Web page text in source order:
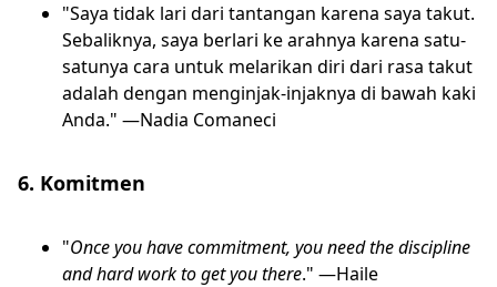
"Saya tidak lari dari tantangan karena saya takut.
Sebaliknya, saya berlari ke arahnya karena satu-
satunya cara untuk melarikan diri dari rasa takut
adalah dengan menginjak-injaknya di bawah kaki
Anda." —Nadia Comaneci
6. Komitmen
"Once you have commitment, you need the discipline
and hard work to get you there." —Haile